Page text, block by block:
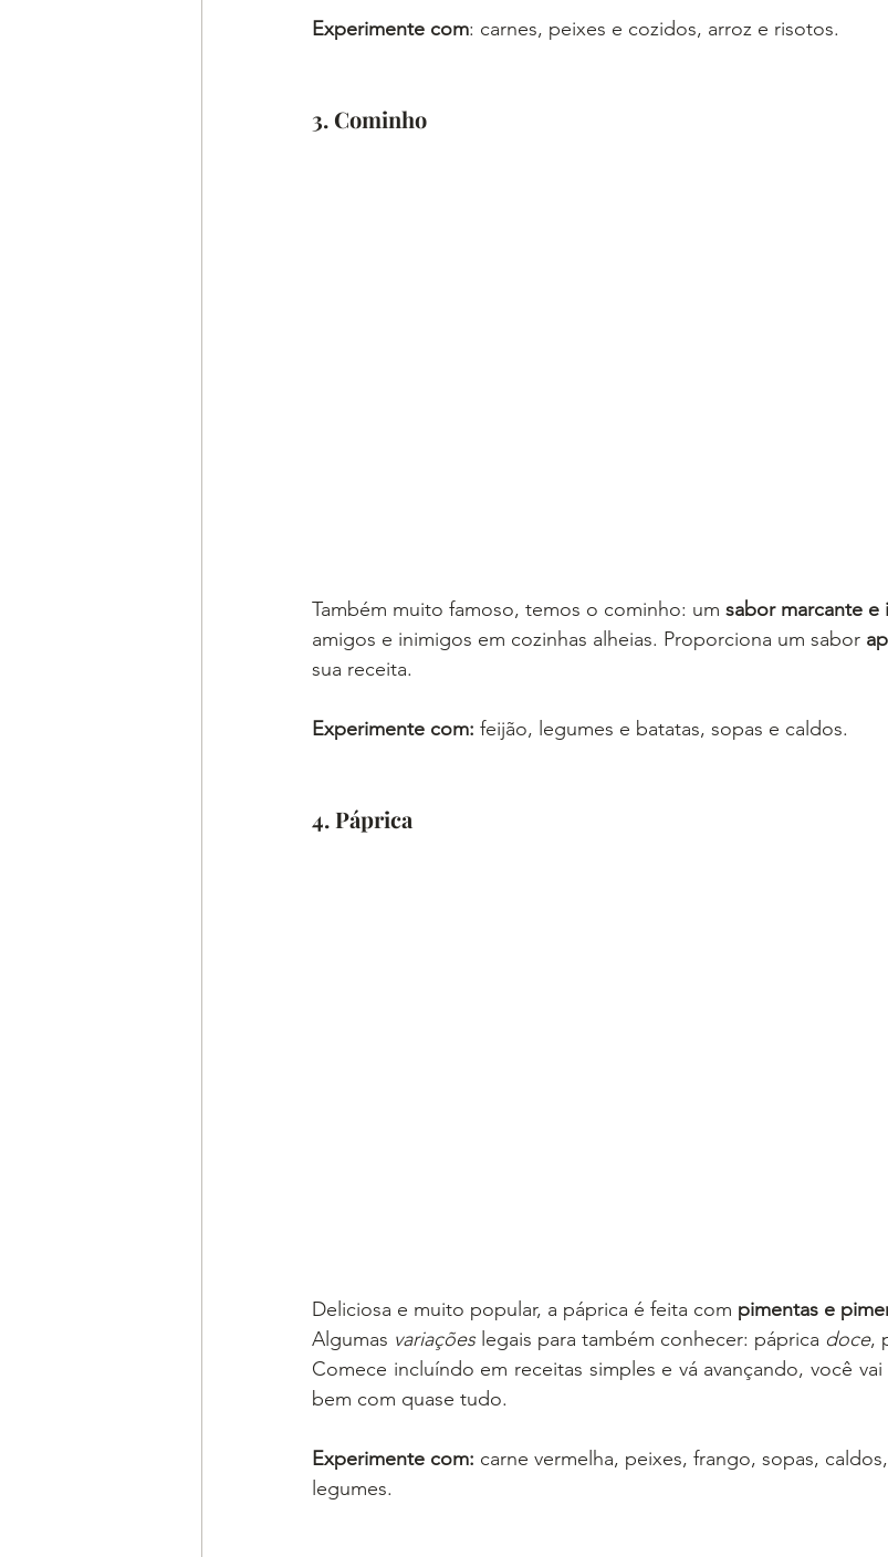
Experimente com: carnes, peixes e cozidos, arroz e risotos.
3. Cominho
Também muito famoso, temos o cominho: um sabor marcante e
amigos e inimigos em cozinhas alheias. Proporciona um sabor
sua receita.
Experimente com: feijão, legumes e batatas, sopas e caldos.
4. Páprica
Deliciosa e muito popular, a páprica é feita com pimentas e
Algumas variações legais para também conhecer: páprica doce,
Comece incluíndo em receitas simples e vá avançando, você
bem com quase tudo.
Experimente com: carne vermelha, peixes, frango, sopas,
legumes.